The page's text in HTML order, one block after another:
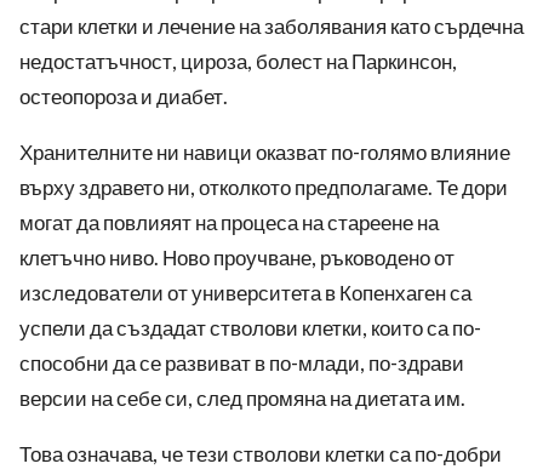
стари клетки и лечение на заболявания като сърдечна
недостатъчност, цироза, болест на Паркинсон,
остеопороза и диабет.
Хранителните ни навици оказват по-голямо влияние
върху здравето ни, отколкото предполагаме. Те дори
могат да повлияят на процеса на стареене на
клетъчно ниво. Ново проучване, ръководено от
изследователи от университета в Копенхаген са
успели да създадат стволови клетки, които са по-
способни да се развиват в по-млади, по-здрави
версии на себе си, след промяна на диетата им.
Това означава, че тези стволови клетки са по-добри